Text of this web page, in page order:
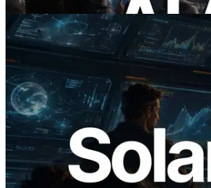
Leer este artículo
2026.05.24